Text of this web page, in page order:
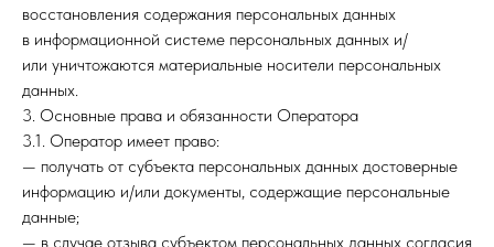
восстановления содержания персональных данных
в информационной системе персональных данных и/
или уничтожаются материальные носители персональных
данных.
3. Основные права и обязанности Оператора
3.1. Оператор имеет право:
— получать от субъекта персональных данных достоверные
информацию и/или документы, содержащие персональные
данные;
— в случае отзыва субъектом персональных данных согласия